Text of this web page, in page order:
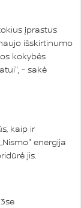
įprastus
išskirtinumo
kokybės
- sakė
kaip ir
energija
jis.